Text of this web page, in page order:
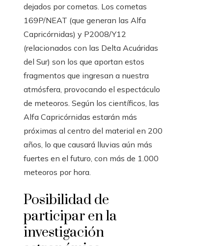
dejados por cometas. Los cometas
169P/NEAT (que generan las Alfa
Capricórnidas) y P2008/Y12
(relacionados con las Delta Acuáridas
del Sur) son los que aportan estos
fragmentos que ingresan a nuestra
atmósfera, provocando el espectáculo
de meteoros. Según los científicos, las
Alfa Capricórnidas estarán más
próximas al centro del material en 200
años, lo que causará lluvias aún más
fuertes en el futuro, con más de 1.000
meteoros por hora.
Posibilidad de
participar en la
investigación